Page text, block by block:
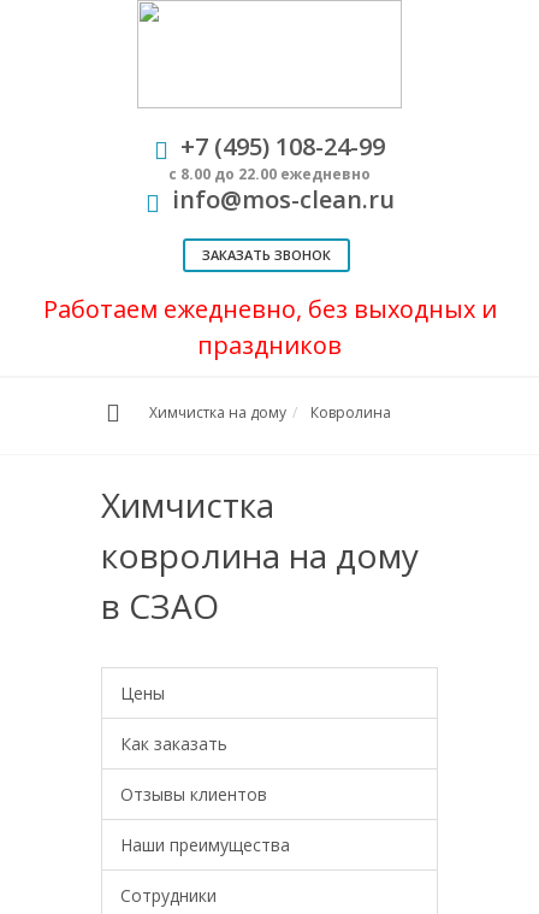
+7 (495) 108-24-99
с 8.00 до 22.00 ежедневно
info@mos-clean.ru
ЗАКАЗАТЬ ЗВОНОК
Работаем ежедневно, без выходных и
праздников
Химчистка на дому Ковролина
Химчистка
ковролина на дому
в СЗАО
Цены
Как заказать
Отзывы клиентов
Наши преимущества
Сотрудники